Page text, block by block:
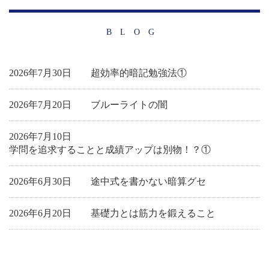
BLOG
2026年7月30日 超効率的暗記勉強法①
2026年7月20日 ブルーライトの闇
2026年7月10日
学問を追求することと成績アップは別物！？①
2026年6月30日 途中式を書かない暗算グセ
2026年6月20日 基礎力とは筋力を鍛えること